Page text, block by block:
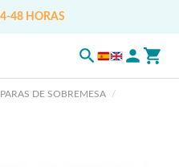
48 HORAS
DE SOBREMESA